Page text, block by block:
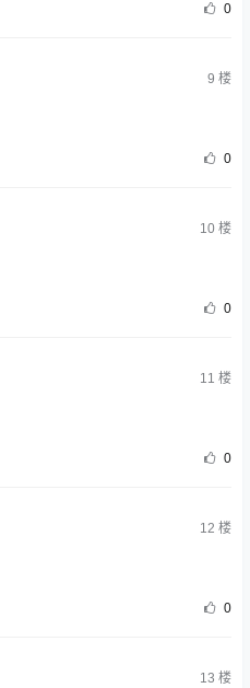
0
9 楼
0
10楼
0
11 楼
0
12 楼
0
13 楼